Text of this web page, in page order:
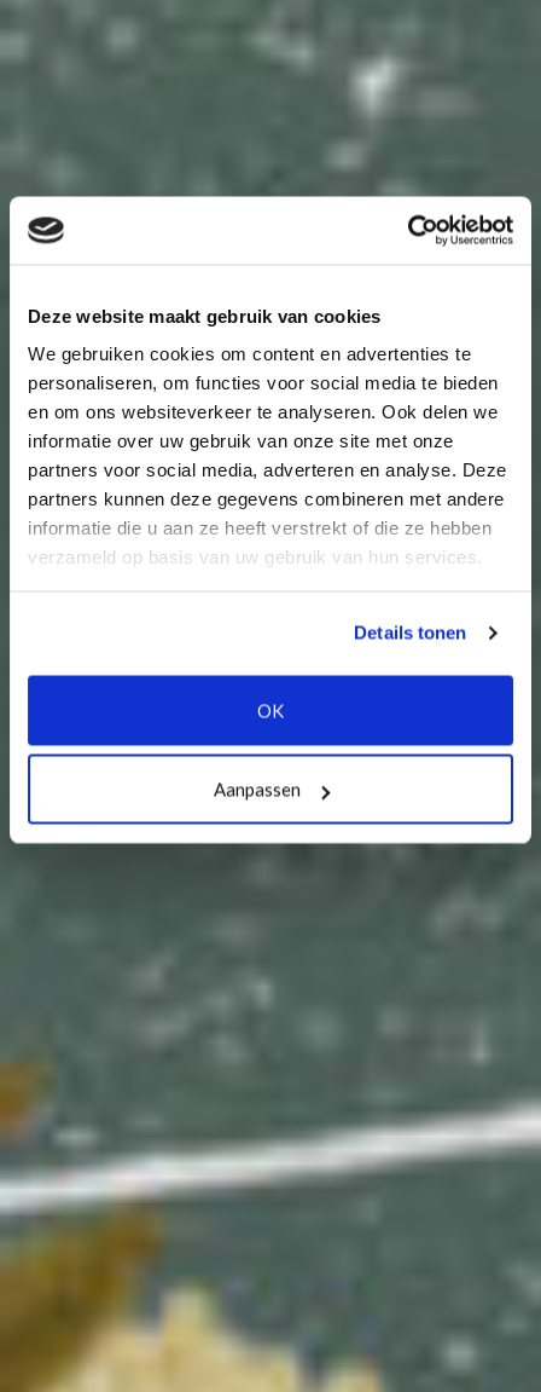
Deze website maakt gebruik van cookies
We gebruiken cookies om content en advertenties te
personaliseren, om functies voor social media te bieden
en om ons websiteverkeer te analyseren. Ook delen we
informatie over uw gebruik van onze site met onze
partners voor social media, adverteren en analyse. Deze
partners kunnen deze gegevens combineren met andere
informatie die u aan ze heeft verstrekt of die ze hebben
verzameld op basis van uw gebruik van hun services.
Details tonen
OK
Aanpassen